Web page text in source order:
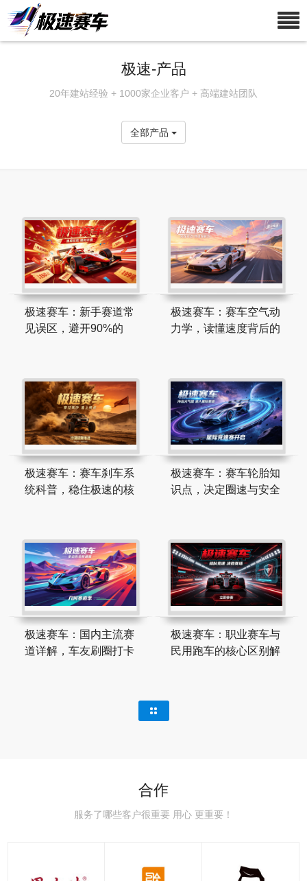
极速-产品
20年建站经验 + 1000家企业客户 + 高端建站团队
全部产品
极速赛车：新手赛道常
见误区，避开90%的
极速赛车：赛车空气动
力学，读懂速度背后的
极速赛车：赛车刹车系
统科普，稳住极速的核
极速赛车：赛车轮胎知
识点，决定圈速与安全
极速赛车：国内主流赛
道详解，车友刷圈打卡
极速赛车：职业赛车与
民用跑车的核心区别解
合作
服务了哪些客户很重要 用心 更重要！